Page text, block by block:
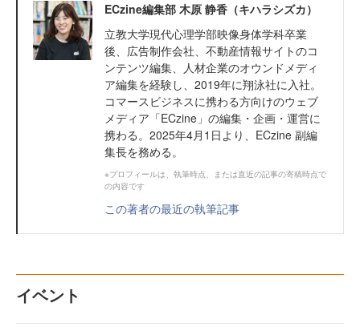
ECzine編集部 木原 静香（キハラシズカ）
立教大学現代心理学部映像身体学科卒業
後、広告制作会社、不動産情報サイトのコ
ンテンツ編集、人材企業のオウンドメディ
ア編集を経験し、2019年に翔泳社に入社。
コマースビジネスに携わる方向けのウェブ
メディア「ECzine」の編集・企画・運営に
携わる。2025年4月1日より、ECzine 副編
集長を務める。
※プロフィールは、執筆時点、または直近の記事の寄稿時点で
の内容です
この著者の最近の執筆記事
イベント